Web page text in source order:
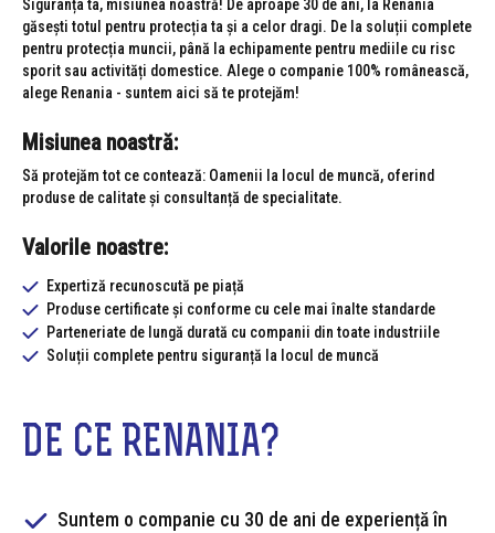
Siguranța ta, misiunea noastră! De aproape 30 de ani, la Renania
găsești totul pentru protecția ta și a celor dragi. De la soluții complete
pentru protecția muncii, până la echipamente pentru mediile cu risc
sporit sau activități domestice. Alege o companie 100% românească,
alege Renania - suntem aici să te protejăm!
Misiunea noastră:
Să protejăm tot ce contează: Oamenii la locul de muncă, oferind
produse de calitate și consultanță de specialitate.
Valorile noastre:
Expertiză recunoscută pe piață
Produse certificate și conforme cu cele mai înalte standarde
Parteneriate de lungă durată cu companii din toate industriile
Soluții complete pentru siguranță la locul de muncă
DE CE RENANIA?
Suntem o companie cu 30 de ani de experiență în